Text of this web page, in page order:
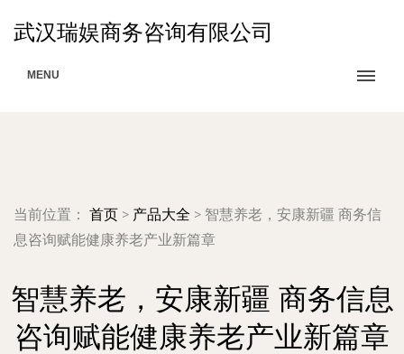
武汉瑞娱商务咨询有限公司
MENU
当前位置： 首页 > 产品大全 > 智慧养老，安康新疆 商务信
息咨询赋能健康养老产业新篇章
智慧养老，安康新疆 商务信息
咨询赋能健康养老产业新篇章